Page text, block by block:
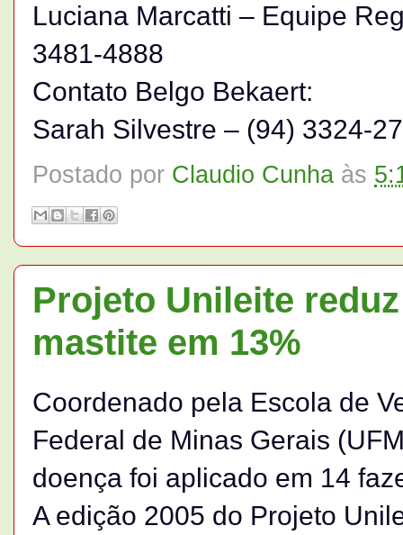
Luciana Marcatti – Equipe
3481-4888
Contato Belgo Bekaert:
Sarah Silvestre – (94) 3324-
Postado por Claudio Cunha às
Projeto Unileite
mastite em 13%
Coordenado pela Escola de
Federal de Minas Gerais
doença foi aplicado em 14
A edição 2005 do Projeto